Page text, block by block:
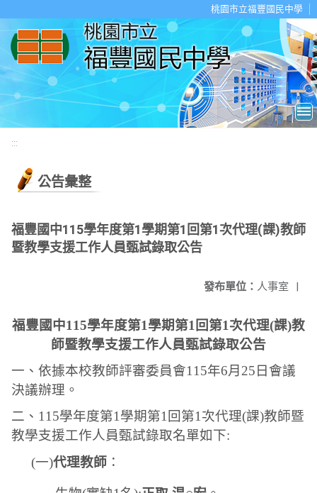
桃園市立福豐國民中學
:::
公告彙整
福豐國中115學年度第1學期第1回第1次代理(課)教師
暨教學支援工作人員甄試錄取公告
發布單位： 人事室 |
福豐國中115學年度第1學期第1 回第1次代理(課)教
師暨教學支援工作人員甄試錄取公告
一、依據本校教師評審委員會115年6月 25 日會議
決議辦理。
二、 115學年度第1 學期第1 回第1 次代理(課)教師暨
教學支援工作人員甄試錄取名單如下:
(一)代理教師 ：